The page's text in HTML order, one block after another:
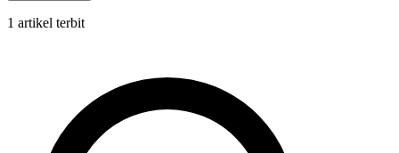
1 artikel terbit